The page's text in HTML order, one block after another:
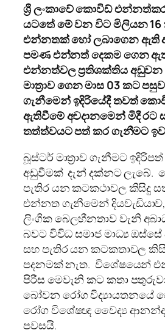
ශ්‍රී ලංකාවේ කොවිඩ්
යටතේ මේවන විට මිලියන
එන්නතක් හෝ ලබාගෙන ඇති
පමණ එන්නත් දෙකම ගෙන
එන්නත්වලප්‍රතිශක්තිය
මාත්‍රාව ගෙන මාස 03 කට පසුව
ගැනීමෙන් ඉදිරියේදී තවත්
ඇතිවීමේ අවදානමෙන් මිදී රට
තත්ත්වයට පත් කර ගැනීමට
බූස්ටර් මාත්‍රාව ගැනීමට
අඩුවීමක් දැන් දක්නට ලැබේ.
පැතිර යන කටකථාවල කිසිදු
එන්නත ගැනීමෙන්
ලිංගික බෙලහීනතාව වැනි
බවට විවිධ සමාජ මාධ්‍ය ඔස්සේ
සහ පැතිර යන කටකතාවල
පදනමක් නැත. විශේෂයෙන්
පිරීස මෙවැනි කට කතා
බෝවන රෝග විද්‍යායතනයේ
රෝග විශේෂඥ වෛද්‍ය ආනන්ද
පවසයි.